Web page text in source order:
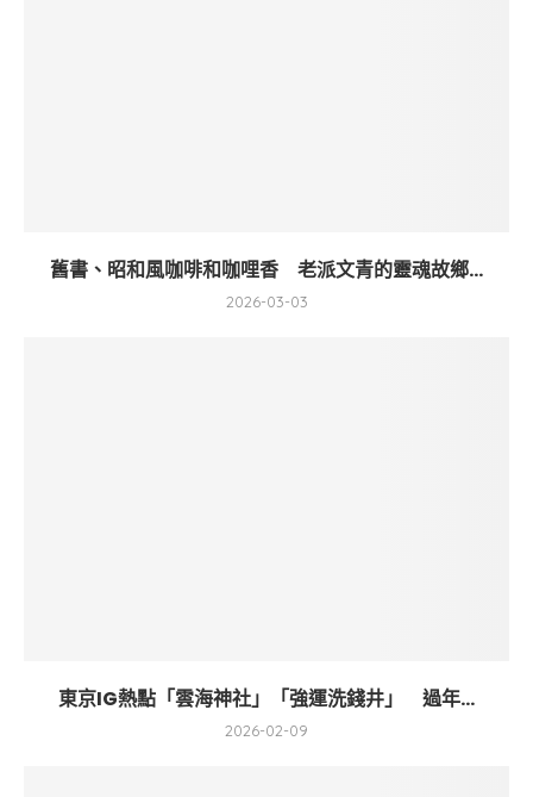
舊書、昭和風咖啡和咖哩香 老派文青的靈魂故鄉...
2026-03-03
東京IG熱點「雲海神社」「強運洗錢井」 過年...
2026-02-09